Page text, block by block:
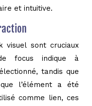
et intuitive.
visuel sont cruciaux
focus indique à
tandis que
l’élément a été
comme lien, ces